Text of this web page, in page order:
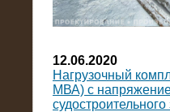
12.06.2020
Нагрузочный
МВА) с
судостроительного